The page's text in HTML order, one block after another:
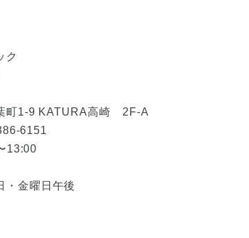
ク
町1-9 KATURA高崎 2F-A
6151
13:00
金曜日午後